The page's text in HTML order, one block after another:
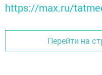
https://max.ru/
Перейти на